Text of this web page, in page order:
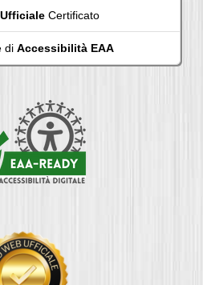
Certificato
di Accessibilità EAA